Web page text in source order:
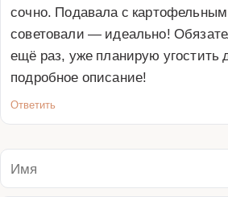
сочно. Подавала с
советовали — идеально!
ещё раз, уже планирую угостить
подробное описание!
Ответить